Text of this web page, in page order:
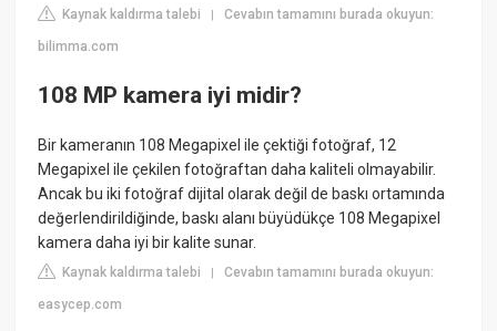
Kaynak kaldırma talebi |Cevabın tamamını burada okuyun:
bilimma.com
108 MP kamera iyi midir?
Bir kameranın 108 Megapixel ile çektiği fotoğraf, 12
Megapixel ile çekilen fotoğraftan daha kaliteli olmayabilir.
Ancak bu iki fotoğraf dijital olarak değil de baskı ortamında
değerlendirildiğinde, baskı alanı büyüdükçe 108 Megapixel
kamera daha iyi bir kalite sunar.
Kaynak kaldırma talebi |Cevabın tamamını burada okuyun:
easycep.com